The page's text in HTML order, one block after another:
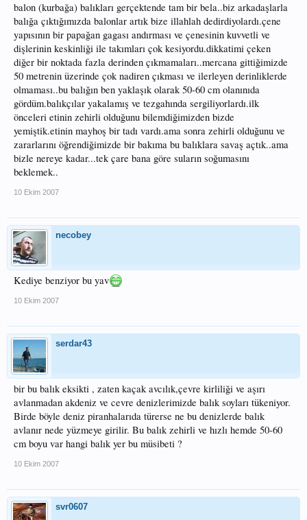
balon (kurbağa) balıkları gerçektende tam bir bela..biz arkadaşlarla
balığa çıktığımızda balonlar artık bize illahlah dedirdiyolardı.çene
yapısının bir papağan gagası andırması ve çenesinin kuvvetli ve
dişlerinin keskinliği ile takımları çok kesiyordu.dikkatimi çeken
diğer bir noktada fazla derinden çıkmamaları..mercana gittiğimizde
50 metrenin üzerinde çok nadiren çıkması ve ilerleyen derinliklerde
olmaması..bu balığın ben yaklaşık olarak 50-60 cm olanınıda
gördüm.balıkçılar yakalamış ve tezgahında sergiliyorlardı.ilk
önceleri etinin zehirli olduğunu bilemdiğimizden bizde
yemiştik.etinin mayhoş bir tadı vardı.ama sonra zehirli olduğunu ve
zararlarını öğrendiğimizde bir bakıma bu balıklara savaş açtık..ama
bizle nereye kadar...tek çare bana göre suların soğumasını
beklemek..
10 Ekim 2007
necobey
Kediye benziyor bu yav
10 Ekim 2007
serdar43
bir bu balık eksikti , zaten kaçak avcılık,çevre kirliliği ve aşırı
avlanmadan akdeniz ve cevre denizlerimizde balık soyları tükeniyor.
Birde böyle deniz piranhalarıda türerse ne bu denizlerde balık
avlanır nede yüzmeye girilir. Bu balık zehirli ve hızlı hemde 50-60
cm boyu var hangi balık yer bu müsibeti ?
10 Ekim 2007
svr0607